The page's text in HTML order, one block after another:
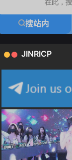
搜站内
JINRICP